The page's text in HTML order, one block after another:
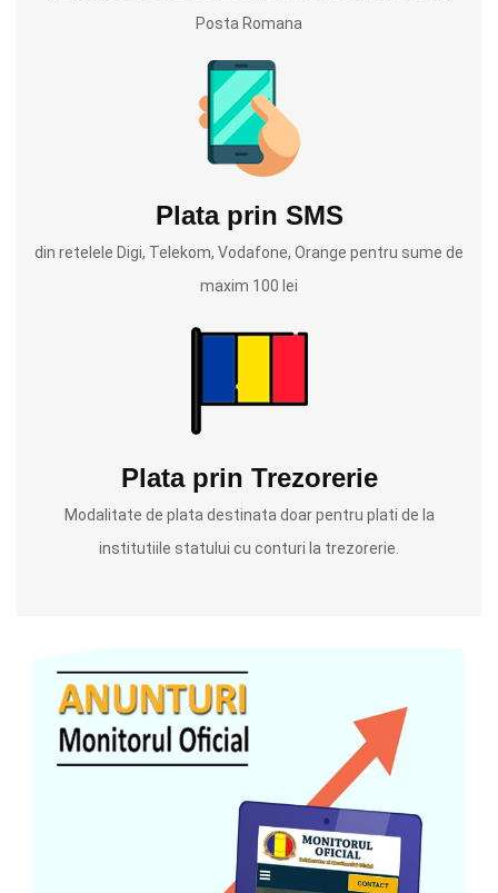
Posta Romana
Plata prin SMS
din retelele Digi, Telekom, Vodafone, Orange pentru sume de
maxim 100 lei
Plata prin Trezorerie
Modalitate de plata destinata doar pentru plati de la
institutiile statului cu conturi la trezorerie.